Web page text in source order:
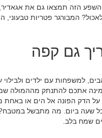
כל השפע הזה תמצאו גם את
המבורגר פטריות טבעוני,
גם קפה
למשפחות עם ילדים
אתכם להתנתק מההמולה
הדק הפונה אל הים או באחת
שעה ביום. מה מתבשל במטבח?
שמח בלב.